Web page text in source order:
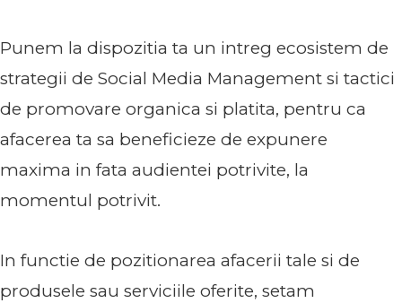
Punem la dispozitia ta un intreg ecosistem de
strategii de Social Media Management si tactici
de promovare organica si platita, pentru ca
afacerea ta sa beneficieze de expunere
maxima in fata audientei potrivite, la
momentul potrivit.
In functie de pozitionarea afacerii tale si de
produsele sau serviciile oferite, setam